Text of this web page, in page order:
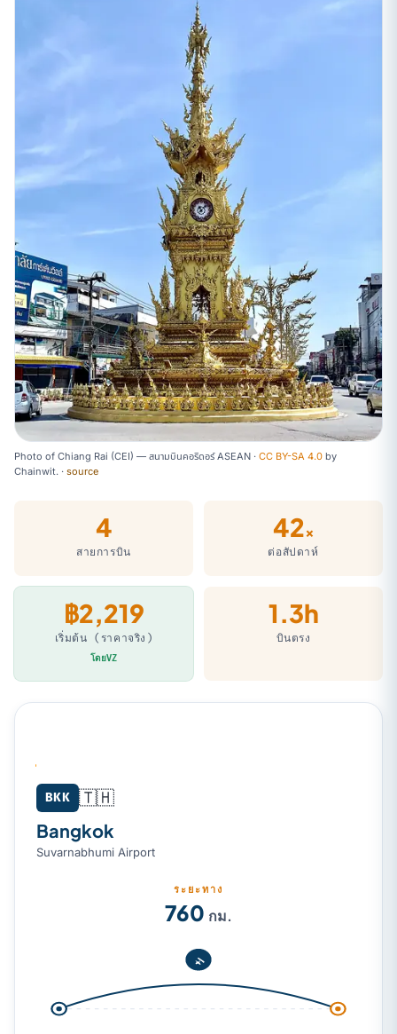
Photo of Chiang Rai (CEI) — สนามบินคอริดอร์ ASEAN · CC BY-SA 4.0 by
Chainwit. · source
4
สายการบิน
42×
ต่อสัปดาห์
฿2,219
เริ่มต้น (ราคาจริง)
โดยVZ
1.3h
บินตรง
Bangkok (BKK) → Chiang Rai (CEI)
BKK 🇹🇭
Bangkok
Suvarnabhumi Airport
ระยะทาง
760 กม.